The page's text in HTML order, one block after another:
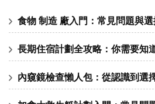
食物 制造 廠入門：常見問題與
長期住宿計劃全攻略：你需要知
內窺鏡檢查懶人包：從認識到選